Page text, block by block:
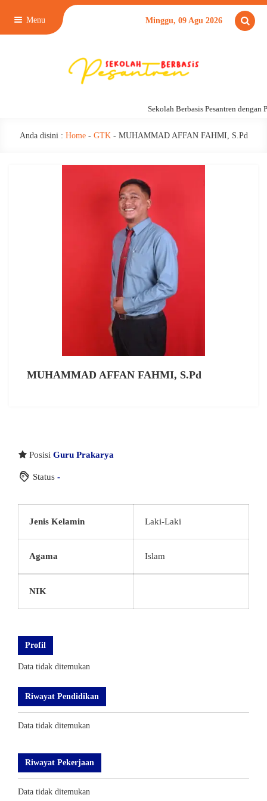
Menu Minggu, 09 Agu 2026
Sekolah Berbasis Pesantren dengan
Anda disini : Home- GTK- MUHAMMAD AFFAN FAHMI, S.Pd
MUHAMMAD AFFAN FAHMI, S.Pd
Posisi Guru Prakarya
Status -
Jenis Kelamin Laki-Laki
Agama Islam
NIK
Profil
Data tidak ditemukan
Riwayat Pendidikan
Data tidak ditemukan
Riwayat Pekerjaan
Data tidak ditemukan